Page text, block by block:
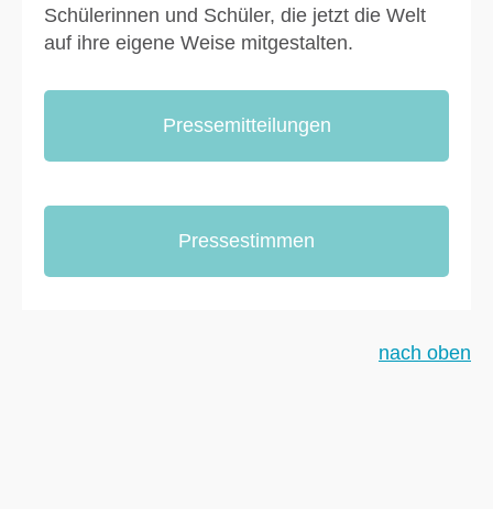
Schülerinnen und Schüler, die jetzt die Welt
auf ihre eigene Weise mitgestalten.
Pressemitteilungen
Pressestimmen
nach oben